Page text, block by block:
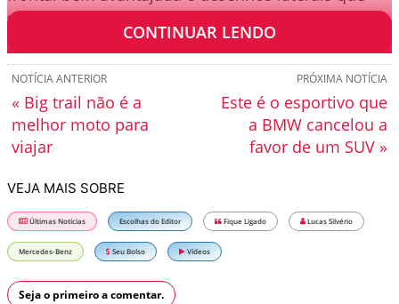
também indicam uma certa agressividade.
CONTINUAR LENDO
PRÓXIMA NOTÍCIA
Este é o esportivo que
a BMW cancelou a
favor de um SUV »
NOTÍCIA ANTERIOR
« Big trail não é a
melhor moto para
viajar
VEJA MAIS SOBRE
Últimas Notícias Escolhas do Editor Fique Ligado Lucas Silvério
Mercedes-Benz Seu Bolso Vídeos
Seja o primeiro a comentar.